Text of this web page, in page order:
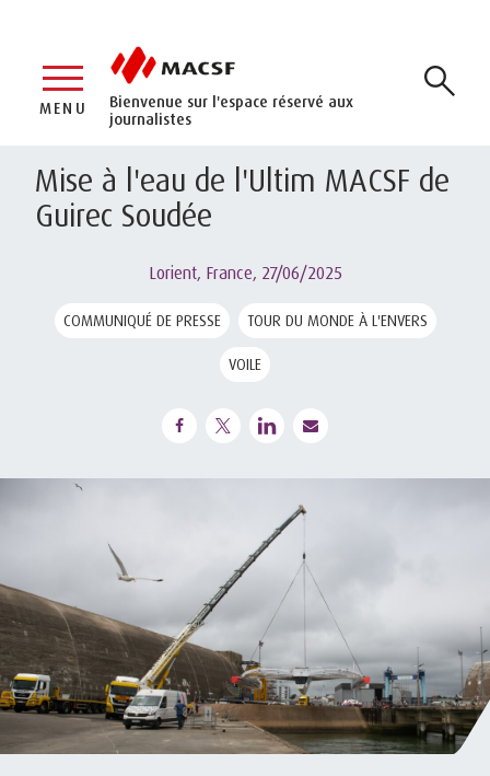
Bienvenue sur l'espace réservé aux
journalistes
MENU
Mise à l'eau de l'Ultim MACSF de
Guirec Soudée
Lorient, France, 27/06/2025
COMMUNIQUÉ DE PRESSE TOUR DU MONDE À L'ENVERS
VOILE